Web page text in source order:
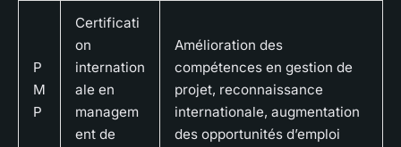
P
M
P
Certificati
on
internation
ale en
managem
ent de
Amélioration des
compétences en gestion de
projet, reconnaissance
internationale, augmentation
des opportunités d’emploi